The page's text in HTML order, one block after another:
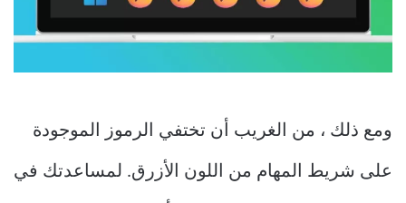
ومع ذلك ، من الغريب أن تختفي الرموز الموجودة
على شريط المهام من اللون الأزرق. لمساعدتك في